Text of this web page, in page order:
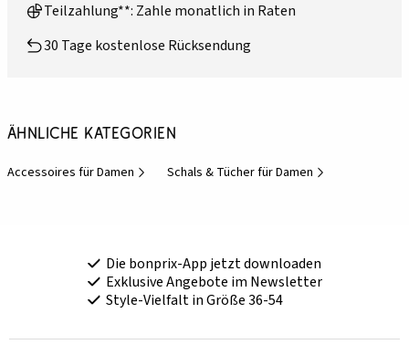
Teilzahlung**: Zahle monatlich in Raten
30 Tage kostenlose Rücksendung
Ähnliche Kategorien
Accessoires für Damen Schals & Tücher für Damen
Die bonprix-App jetzt downloaden
Exklusive Angebote im Newsletter
Style-Vielfalt in Größe 36-54